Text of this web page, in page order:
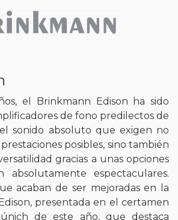
el Brinkmann Edison ha sido
de fono predilectos de
sonido absoluto que exigen no
posibles, sino también
gracias a unas opciones
absolutamente espectaculares.
acaban de ser mejoradas en la
presentada en el certamen
de este año, que destaca